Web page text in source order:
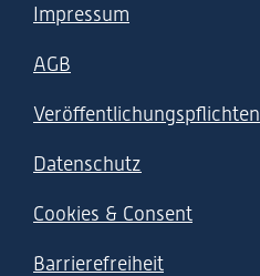
Impressum
AGB
Veröffentlichungspflichten
Datenschutz
Cookies & Consent
Barrierefreiheit